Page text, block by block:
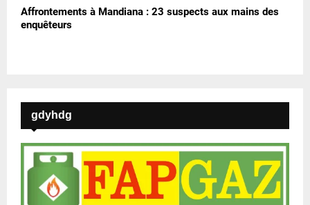
Affrontements à Mandiana : 23 suspects aux mains des
enquêteurs
gdyhdg